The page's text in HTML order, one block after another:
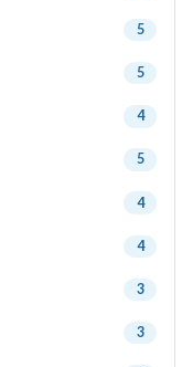
5
5
4
5
4
4
3
3